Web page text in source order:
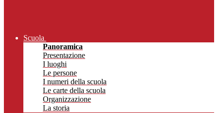
Scuola
Panoramica
Presentazione
I luoghi
Le persone
I numeri della scuola
Le carte della scuola
Organizzazione
La storia